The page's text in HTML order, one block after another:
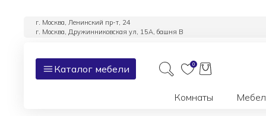
г. Москва, Ленинский пр-т, 24
г. Москва, Дружинниковская ул, 15А, башня В
Каталог мебели 0
Комнаты